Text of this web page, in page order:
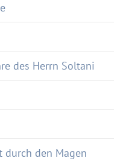
des Herrn Soltani
durch den Magen